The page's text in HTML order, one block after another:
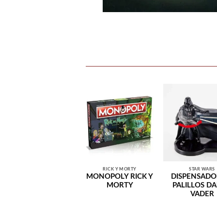
RICK Y MORTY
MONOPOLY RICK Y
MORTY
STAR WARS
PALILLOS
VADER